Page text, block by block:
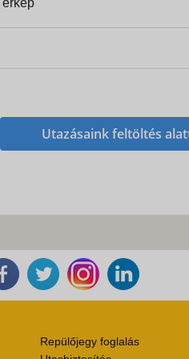
Térkép
Utazásaink feltöltés
Repülőjegy foglalás